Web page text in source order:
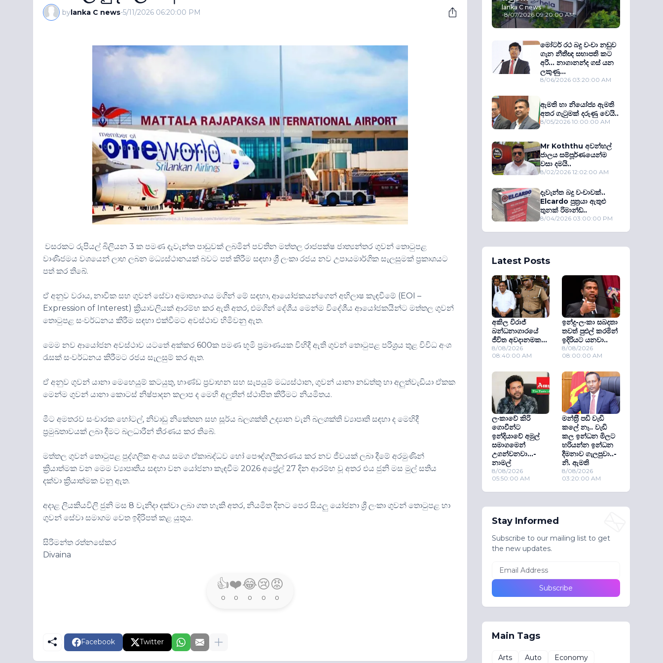
bylanka C news-5/11/2026 06:20:00 PM
වසරකට රුපියල් බිලියන 3 ක පමණ දැවැන්ත පාඩුවක් ලබමින් පවතින මත්තල රාජපක්ෂ ජාත්‍යන්තර ගුවන් තොටුපළ
වාණිජමය වශයෙන් ලාභ ලබන මධ්‍යස්ථානයක් බවට පත් කිරීම සඳහා ශ්‍රී ලංකා රජය නව උපායමාර්ගික සැලසුමක් ප්‍රකාශයට
පත් කර තිබේ.
ඒ අනුව වරාය, නාවික සහ ගුවන් සේවා අමාත්‍යාංශය මගින් මේ සඳහා, ආයෝජකයන්ගෙන් අභිලාෂ කැඳවීමේ (EOI –
Expression of Interest) ක්‍රියාවලියක් ආරම්භ කර ඇති අතර, එමගින් දේශීය මෙන්ම විදේශීය ආයෝජකයින්ට මත්තල ගුවන්
තොටුපළ සංවර්ධනය කිරීම සඳහා එක්වීමට අවස්ථාව හිමිවනු ඇත.
මෙම නව ආයෝජන අවස්ථාව යටතේ අක්කර 600ක පමණ භූමි ප්‍රමාණයක විහිදී ඇති ගුවන් තොටුපළ පරිශ්‍රය තුළ විවිධ අංශ
රැසක් සංවර්ධනය කිරීමට රජය සැලසුම් කර ඇත.
ඒ අනුව ගුවන් යානා මෙහෙයුම් කටයුතු, භාණ්ඩ ප්‍රවාහන සහ සැපයුම් මධ්‍යස්ථාන, ගුවන් යානා නඩත්තු හා අලුත්වැඩියා ඒකක
මෙන්ම ගුවන් යානා කොටස් නිෂ්පාදන කලාප ද මෙහි අලුතින් ස්ථාපිත කිරීමට නියමිතය.
මීට අමතරව සංචාරක හෝටල්, නිවාඩු නිකේතන සහ සූර්ය බලශක්ති උද්‍යාන වැනි බලශක්ති ව්‍යාපෘති සඳහා ද මෙහිදී
ප්‍රමුඛතාවයක් ලබා දීමට බලධාරීන් තීරණය කර තිබේ.
මත්තල ගුවන් තොටුපළ පුද්ගලික අංශය සමග ඒකාබද්ධව හෝ පෞද්ගලීකරණය කර නව ජීවයක් ලබා දීමේ අරමුණින්
ක්‍රියාත්මක වන මෙම ව්‍යාපෘතිය සඳහා වන යෝජනා කැඳවීම 2026 අප්‍රේල් 27 දින ආරම්භ වූ අතර එය ජුනි මස මුල් සතිය
දක්වා ක්‍රියාත්මක වනු ඇත.
අදාළ ලියකියවිලි ජුනි මස 8 වැනිදා දක්වා ලබා ගත හැකි අතර, නියමිත දිනට පෙර සියලු යෝජනා ශ්‍රී ලංකා ගුවන් තොටුපළ හා
ගුවන් සේවා සමාගම වෙත ඉදිරිපත් කළ යුතුය.
සිරිමන්ත රත්නසේකර
Divaina
👍
0
❤️
0
😂
0
😢
0
😡
0
Facebook Twitter
lanka C news
-8/07/2026 09:20:00 AM
මෝටර් රථ බදු වංචා නඩුව
ගැන නීතීඥ සභාපති කට
අරී... නාගානන්ද ගස් යන
ලකුණු...
8/06/2026 03:20:00 AM
ඇමති හා නියෝජ්‍ය ඇමති
අතර ගැටුමක් දරුණු වෙයි..
8/05/2026 10:00:00 AM
Mr Koththu අවන්හල්
ජාලය සම්පූර්ණයෙන්ම
වසා දමයි..
8/02/2026 12:02:00 AM
දැවැන්ත බදු වංචාවක්..
Elcardo පුත‍්‍රයා ඇතුළු
තුනක් රිමාන්ඩ්..
8/04/2026 03:00:00 PM
Latest Posts
අකිල විරාජ්
බන්ධනාගාරයේ
ජීවිත අවදානමක...
8/08/2026
08:40:00 AM
ඉන්දු-ලංකා සබදතා
තවත් පුළුල් කරමින්
ඉදිරියට යනවා..
8/08/2026
08:00:00 AM
ලංකාවේ කිරි
ගොවීන්ට
ඉන්දියාවේ අමුල්
සමාගමෙන්
උගන්වනවා...-
නාමල්
8/08/2026
05:50:00 AM
මන්ත‍්‍රී පඩි වැඩි
කලේ නෑ.. වැඩි
කල ඉන්ධන මිලට
හරියන්න ඉන්ධන
දීමනාව ගැලපුවා..-
නි. ඇමති
8/08/2026
03:20:00 AM
Stay Informed
Subscribe to our mailing list to get
the new updates.
Main Tags
Arts Auto Economy